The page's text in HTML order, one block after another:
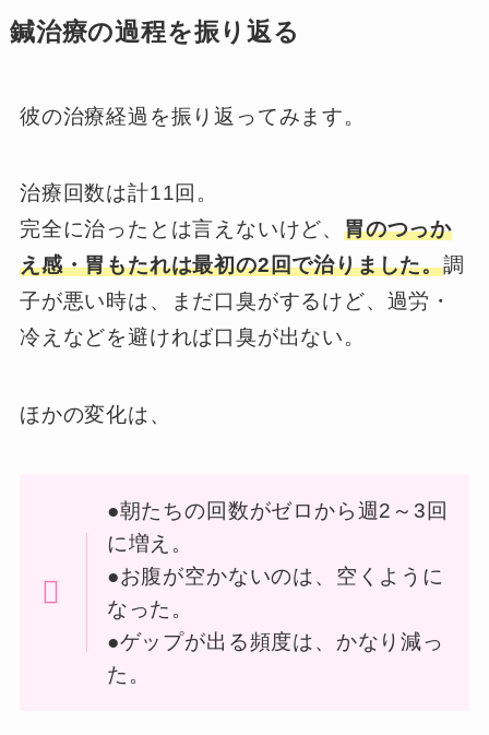
鍼治療の過程を振り返る
彼の治療経過を振り返ってみます。
治療回数は計11回。
完全に治ったとは言えないけど、胃のつっか
え感・胃もたれは最初の2回で治りました。調
子が悪い時は、まだ口臭がするけど、過労・
冷えなどを避ければ口臭が出ない。
ほかの変化は、
●朝たちの回数がゼロから週2～3回
に増え。
●お腹が空かないのは、空くように
なった。
●ゲップが出る頻度は、かなり減っ
た。